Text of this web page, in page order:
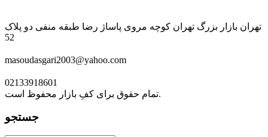
تهران بازار بزرگ تهران کوچه مروی پاساژ رضا طبقه منفی دو پلاک
52
masoudasgari2003@yahoo.com
02133918601
تمام حقوق برای کفِ بازار محفوظ است.
جستجو